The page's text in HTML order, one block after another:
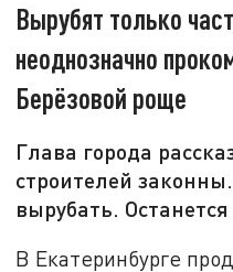
Вырубят только
неоднозначно
Берёзовой роще
Глава города
строителей
вырубать.
В Екатеринбурге